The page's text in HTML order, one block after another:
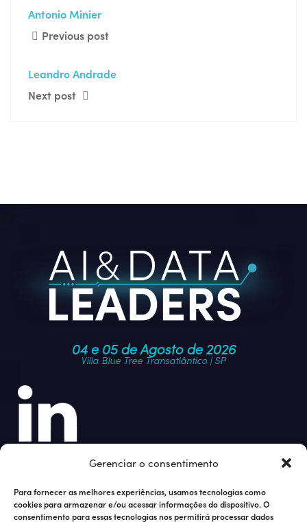
Gerenciar o consentimento
Para fornecer as melhores experiências, usamos tecnologias como
cookies para armazenar e/ou acessar informações do dispositivo. O
consentimento para essas tecnologias nos permitirá processar dados
Antonio Minier
Previous post
Leandro Andrade
Next post
04 e 05 de Agosto de 2026
Villa Blue Tree Transatlântico | SP
Junte-se à nossa comunidade